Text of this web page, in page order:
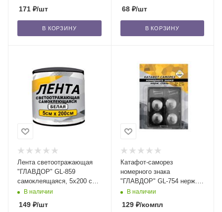
171 ₽/шт
В КОРЗИНУ
68₽/шт
В КОРЗИНУ
Лента светоотражающая
"ГЛАВДОР" GL-859
самоклеящаяся, 5х200 см,
белая /30
В наличии
149 ₽/шт
Катафот-саморез
номерного знака
"ГЛАВДОР" GL-754 нерж.
сталь (4 шт.) /20
В наличии
129₽/компл